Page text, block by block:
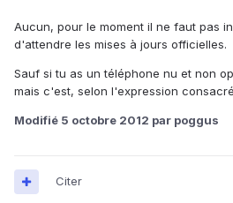
Aucun, pour le moment il ne faut pas
d'attendre les mises à jours officielles.
Sauf si tu as un téléphone nu et non
mais c'est, selon l'expression
Modifié 5 octobre 2012 par poggus
Citer